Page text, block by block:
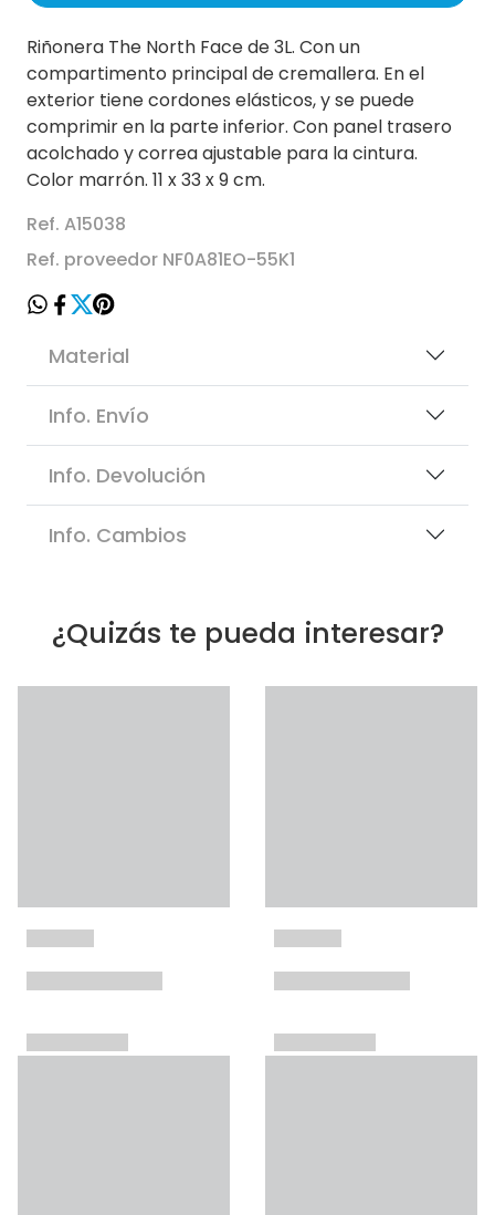
Riñonera The North Face de 3L. Con un
compartimento principal de cremallera. En el
exterior tiene cordones elásticos, y se puede
comprimir en la parte inferior. Con panel trasero
acolchado y correa ajustable para la cintura.
Color marrón. 11 x 33 x 9 cm.
Ref. A15038
Ref. proveedor NF0A81EO-55K1
Material
Info. Envío
Info. Devolución
Info. Cambios
¿Quizás te pueda interesar?